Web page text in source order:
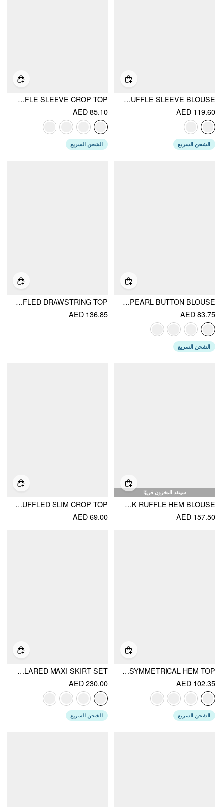
CHIFFON FLORAL V-NECK RUFFLE SLEEVE BLOUSE
AED 119.60
الشحن السريع
CHIFFON FLORAL SQUARE NECK TWIST KNOTTED RUFFLE SLEEVE CROP TOP
AED 85.10
الشحن السريع
TEXTURED V-NECK SHORT SLEEVE LACE TRIM PEARL BUTTON BLOUSE
AED 83.75
الشحن السريع
LACE OFF-SHOULDER BELL SLEEVE RUCHED RUFFLED DRAWSTRING TOP
AED 136.85
سينفد المخزون قريبًا
LACE V-NECK RUFFLE HEM BLOUSE
AED 157.50
TEXTURED ASYMMETRICAL NECK RUFFLED SLIM CROP TOP
AED 69.00
LACE SWEETHEART NECK RUFFLE SLEEVE BOWKNOT ASYMMETRICAL HEM TOP
AED 102.35
الشحن السريع
SATIN COWL NECK LACE PANEL TOP & MID RISE FLARED MAXI SKIRT SET
AED 230.00
الشحن السريع